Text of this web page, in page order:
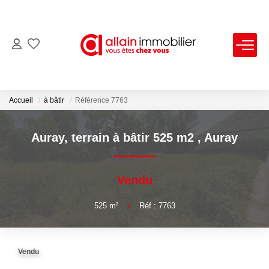
LOCATIONS
ESTIMATION
NOS AGENCES
Accueil à bâtir Référence 7763
Auray, terrain à bâtir 525 m2, Auray
Vendu
525m² • Réf : 7763
Vendu